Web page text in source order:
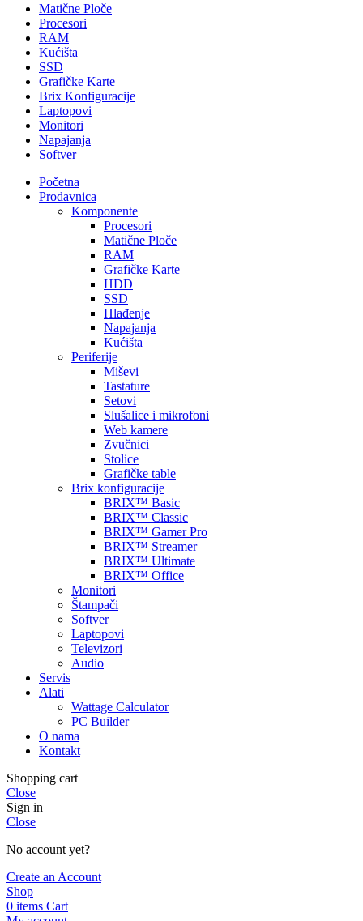
Matične Ploče
Procesori
RAM
Kućišta
SSD
Grafičke Karte
Brix Konfiguracije
Laptopovi
Monitori
Napajanja
Softver
Početna
Prodavnica
Komponente
Procesori
Matične Ploče
RAM
Grafičke Karte
HDD
SSD
Hlađenje
Napajanja
Kućišta
Periferije
Miševi
Tastature
Setovi
Slušalice i mikrofoni
Web kamere
Zvučnici
Stolice
Grafičke table
Brix konfiguracije
BRIX™ Basic
BRIX™ Classic
BRIX™ Gamer Pro
BRIX™ Streamer
BRIX™ Ultimate
BRIX™ Office
Monitori
Štampači
Softver
Laptopovi
Televizori
Audio
Servis
Alati
Wattage Calculator
PC Builder
O nama
Kontakt
Shopping cart
Close
Sign in
Close
No account yet?
Create an Account
Shop
0 items Cart